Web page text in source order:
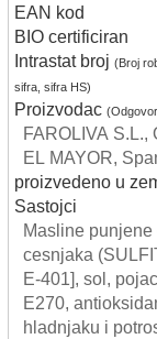
EAN kod
BIO certificiran
Intrastat broj (Broj
sifra, sifra HS)
Proizvodac
FAROLIVA S.L.,
EL MAYOR,
proizvedeno u
Sastojci
Masline
cesnjaka
E-401], sol,
E270,
hladnjaku i